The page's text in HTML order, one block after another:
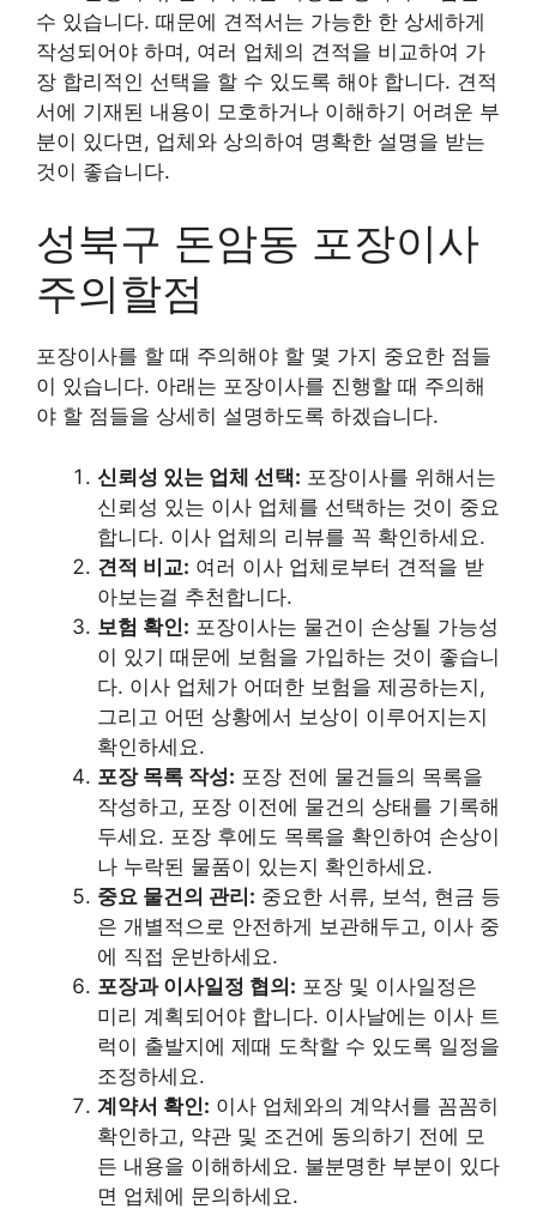
수 있습니다. 때문에 견적서는 가능한 한 상세하게
작성되어야 하며, 여러 업체의 견적을 비교하여 가
장 합리적인 선택을 할 수 있도록 해야 합니다. 견적
서에 기재된 내용이 모호하거나 이해하기 어려운 부
분이 있다면, 업체와 상의하여 명확한 설명을 받는
것이 좋습니다.
성북구 돈암동 포장이사
주의할점
포장이사를 할 때 주의해야 할 몇 가지 중요한 점들
이 있습니다. 아래는 포장이사를 진행할 때 주의해
야 할 점들을 상세히 설명하도록 하겠습니다.
신뢰성 있는 업체 선택: 포장이사를 위해서는
신뢰성 있는 이사 업체를 선택하는 것이 중요
합니다. 이사 업체의 리뷰를 꼭 확인하세요.
견적 비교: 여러 이사 업체로부터 견적을 받
아보는걸 추천합니다.
보험 확인: 포장이사는 물건이 손상될 가능성
이 있기 때문에 보험을 가입하는 것이 좋습니
다. 이사 업체가 어떠한 보험을 제공하는지,
그리고 어떤 상황에서 보상이 이루어지는지
확인하세요.
포장 목록 작성: 포장 전에 물건들의 목록을
작성하고, 포장 이전에 물건의 상태를 기록해
두세요. 포장 후에도 목록을 확인하여 손상이
나 누락된 물품이 있는지 확인하세요.
중요 물건의 관리: 중요한 서류, 보석, 현금 등
은 개별적으로 안전하게 보관해두고, 이사 중
에 직접 운반하세요.
포장과 이사일정 협의: 포장 및 이사일정은
미리 계획되어야 합니다. 이사날에는 이사 트
럭이 출발지에 제때 도착할 수 있도록 일정을
조정하세요.
계약서 확인: 이사 업체와의 계약서를 꼼꼼히
확인하고, 약관 및 조건에 동의하기 전에 모
든 내용을 이해하세요. 불분명한 부분이 있다
면 업체에 문의하세요.